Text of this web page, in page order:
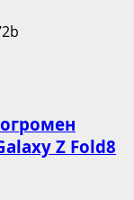
Z Fold8